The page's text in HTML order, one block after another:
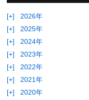
[+]
2026年
[+]
2025年
[+]
2024年
[+]
2023年
[+]
2022年
[+]
2021年
[+]
2020年